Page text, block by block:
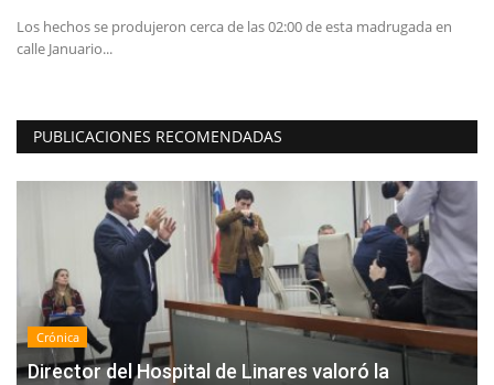
Los hechos se produjeron cerca de las 02:00 de esta madrugada en
calle Januario...
PUBLICACIONES RECOMENDADAS
Crónica
Director del Hospital de Linares valoró la